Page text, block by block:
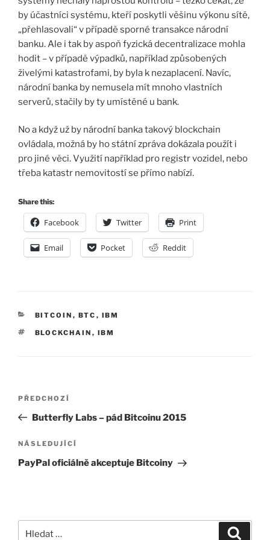
by účastníci systému, kteří poskytli věšinu výkonu sítě,
„přehlasovali“ v případě sporné transakce národní
banku. Ale i tak by aspoň fyzická decentralizace mohla
hodit – v případě výpadků, například způsobených
živelými katastrofami, by byla k nezaplacení. Navíc,
národní banka by nemusela mít mnoho vlastních
serverů, stačily by ty umístěné u bank.
No a když už by národní banka takový blockchain
ovládala, možná by ho státní zpráva dokázala použít i
pro jiné věci. Využití například pro registr vozidel, nebo
třeba katastr nemovitostí se přímo nabízí.
Share this:
Facebook Twitter Print
Email Pocket Reddit
RUBRIKY
BITCOIN , BTC , IBM
ŠTÍTKY
BLOCKCHAIN , IBM
Navigace
příspěvek
Předchozí
příspěvek
PŘEDCHOZÍ
Butterfly Labs – pád Bitcoinu 2015
Následující
příspěvek
NÁSLEDUJÍCÍ
PayPal oficiálně akceptuje Bitcoiny